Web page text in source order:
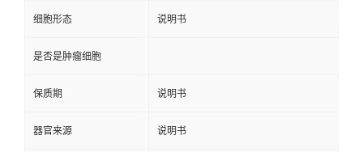
细胞形态 说明书
是否是肿瘤细胞
保质期 说明书
器官来源 说明书